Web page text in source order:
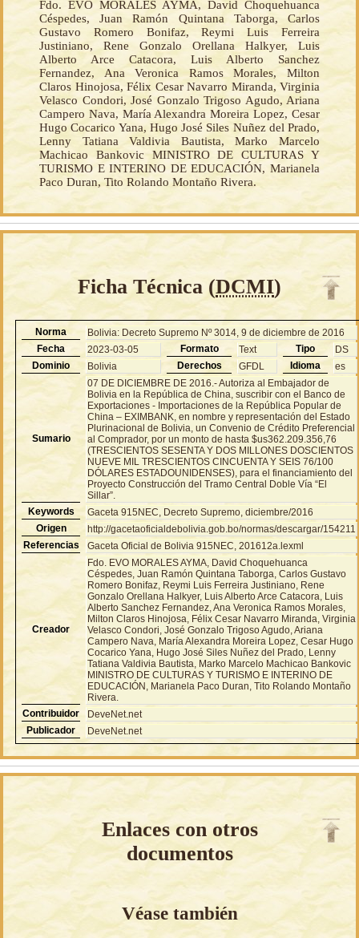
Fdo. EVO MORALES AYMA, David Choquehuanca
Céspedes, Juan Ramón Quintana Taborga, Carlos
Gustavo Romero Bonifaz, Reymi Luis Ferreira
Justiniano, Rene Gonzalo Orellana Halkyer, Luis
Alberto Arce Catacora, Luis Alberto Sanchez
Fernandez, Ana Veronica Ramos Morales, Milton
Claros Hinojosa, Félix Cesar Navarro Miranda, Virginia
Velasco Condori, José Gonzalo Trigoso Agudo, Ariana
Campero Nava, María Alexandra Moreira Lopez, Cesar
Hugo Cocarico Yana, Hugo José Siles Nuñez del Prado,
Lenny Tatiana Valdivia Bautista, Marko Marcelo
Machicao Bankovic MINISTRO DE CULTURAS Y
TURISMO E INTERINO DE EDUCACIÓN, Marianela
Paco Duran, Tito Rolando Montaño Rivera.
Ficha Técnica (DCMI)
Norma
Bolivia: Decreto Supremo Nº 3014, 9 de diciembre de 2016
Fecha
2023-03-05 Formato Text Tipo
DS
Dominio
Bolivia Derechos GFDL Idioma es
Sumario
07 DE DICIEMBRE DE 2016.- Autoriza al Embajador de
Bolivia en la República de China, suscribir con el Banco de
Exportaciones - Importaciones de la República Popular de
China – EXIMBANK, en nombre y representación del Estado
Plurinacional de Bolivia, un Convenio de Crédito Preferencial
al Comprador, por un monto de hasta $us362.209.356,76
(TRESCIENTOS SESENTA Y DOS MILLONES DOSCIENTOS
NUEVE MIL TRESCIENTOS CINCUENTA Y SEIS 76/100
DÓLARES ESTADOUNIDENSES), para el financiamiento del
Proyecto Construcción del Tramo Central Doble Vía “El
Sillar”.
Keywords
Gaceta 915NEC, Decreto Supremo, diciembre/2016
Origen
http://gacetaoficialdebolivia.gob.bo/normas/descargar/154211
Referencias
Gaceta Oficial de Bolivia 915NEC, 201612a.lexml
Creador
Fdo. EVO MORALES AYMA, David Choquehuanca
Céspedes, Juan Ramón Quintana Taborga, Carlos Gustavo
Romero Bonifaz, Reymi Luis Ferreira Justiniano, Rene
Gonzalo Orellana Halkyer, Luis Alberto Arce Catacora, Luis
Alberto Sanchez Fernandez, Ana Veronica Ramos Morales,
Milton Claros Hinojosa, Félix Cesar Navarro Miranda, Virginia
Velasco Condori, José Gonzalo Trigoso Agudo, Ariana
Campero Nava, María Alexandra Moreira Lopez, Cesar Hugo
Cocarico Yana, Hugo José Siles Nuñez del Prado, Lenny
Tatiana Valdivia Bautista, Marko Marcelo Machicao Bankovic
MINISTRO DE CULTURAS Y TURISMO E INTERINO DE
EDUCACIÓN, Marianela Paco Duran, Tito Rolando Montaño
Rivera.
Contribuidor
DeveNet.net
Publicador
DeveNet.net
Enlaces con otros
documentos
Véase también